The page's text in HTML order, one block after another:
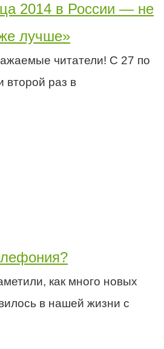
2014 в России — не
лучше»
читатели! С 27 по
второй раз в
как много новых
в нашей жизни с